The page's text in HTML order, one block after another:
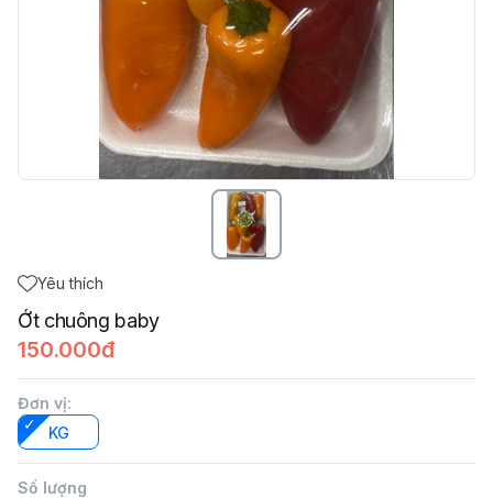
Yêu thích
Ớt chuông baby
150.000đ
Đơn vị:
KG
Số lượng